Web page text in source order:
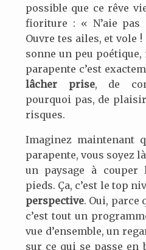
possible que ce rêve
fioriture : « N’aie pas
Ouvre tes ailes, et vole
sonne un peu
parapente c’est
lâcher prise, de
pourquoi pas, de
risques.
Imaginez maintenant
parapente, vous soyez
un paysage à couper
pieds. Ça, c’est le top
perspective. Oui, parce
c’est tout un
vue d’ensemble, un
sur ce qui se passe en